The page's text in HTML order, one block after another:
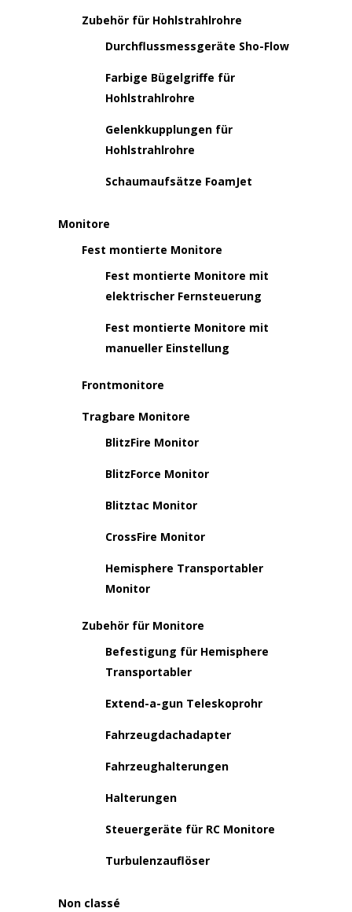
Zubehör für Hohlstrahlrohre
Durchflussmessgeräte Sho-Flow
Farbige Bügelgriffe für
Hohlstrahlrohre
Gelenkkupplungen für
Hohlstrahlrohre
Schaumaufsätze FoamJet
Monitore
Fest montierte Monitore
Fest montierte Monitore mit
elektrischer Fernsteuerung
Fest montierte Monitore mit
manueller Einstellung
Frontmonitore
Tragbare Monitore
BlitzFire Monitor
BlitzForce Monitor
Blitztac Monitor
CrossFire Monitor
Hemisphere Transportabler
Monitor
Zubehör für Monitore
Befestigung für Hemisphere
Transportabler
Extend-a-gun Teleskoprohr
Fahrzeugdachadapter
Fahrzeughalterungen
Halterungen
Steuergeräte für RC Monitore
Turbulenzauflöser
Non classé